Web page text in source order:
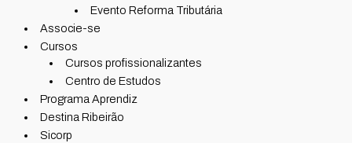
Evento Reforma Tributária
Associe-se
Cursos
Cursos profissionalizantes
Centro de Estudos
Programa Aprendiz
Destina Ribeirão
Sicorp